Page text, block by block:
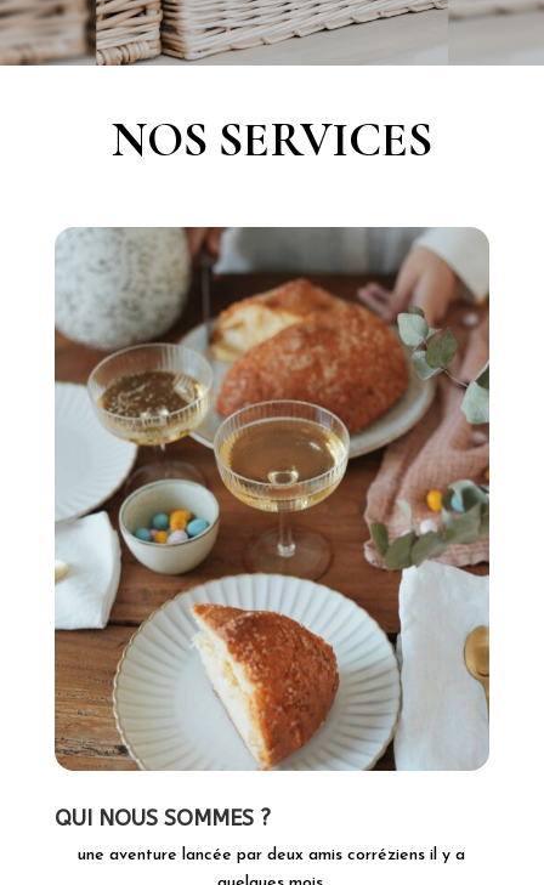
NOS SERVICES
QUI NOUS SOMMES ?
une aventure lancée par deux amis corréziens il y a